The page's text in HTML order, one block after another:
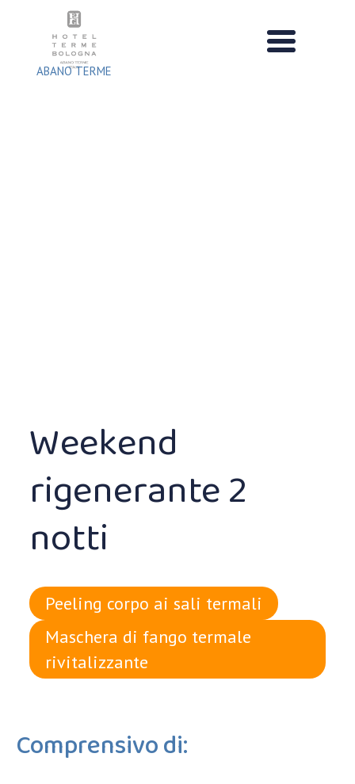
contenuto
ABANO TERME
Weekend
rigenerante 2
notti
Peeling corpo ai sali termali
Maschera di fango termale
rivitalizzante
Comprensivo di: